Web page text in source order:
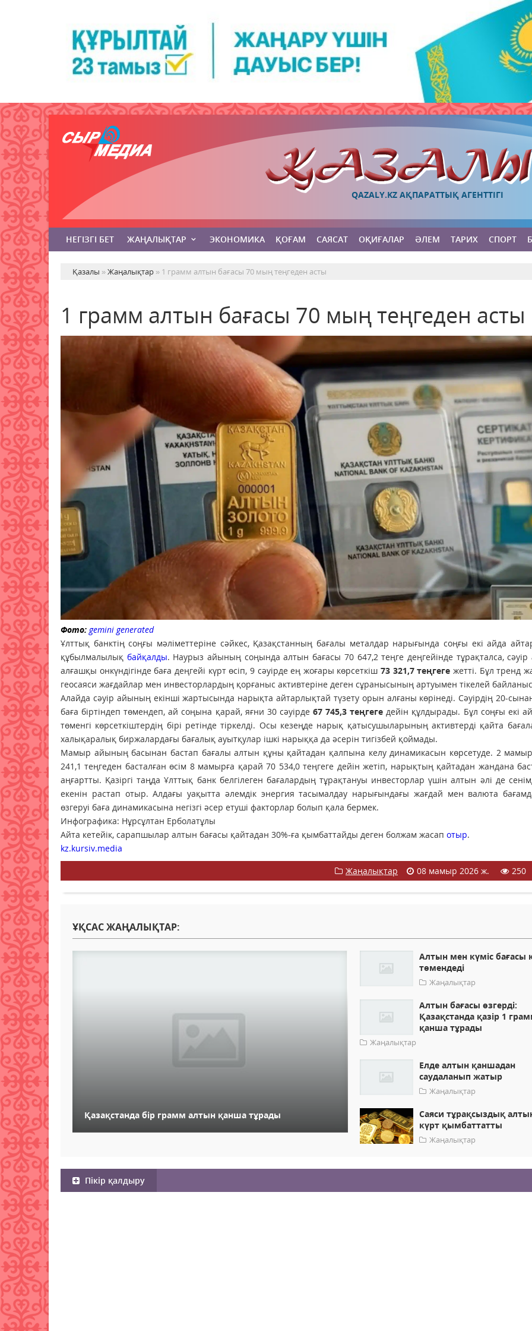
QAZALY.KZ АҚПАРАТТЫҚ АГЕНТТІГІ
НЕГІЗГІ БЕТ ЖАҢАЛЫҚТАР ЭКОНОМИКА ҚОҒАМ САЯСАТ ОҚИҒАЛАР ӘЛЕМ ТАРИХ СПОРТ
Қазалы »Жаңалықтар » 1 грамм алтын бағасы 70 мың теңгеден асты
1 грамм алтын бағасы 70 мың теңгеден асты
Фото: gemini generated
Ұлттық банктің соңғы мәліметтеріне сәйкес, Қазақстанның бағалы металдар нарығында соңғы екі айда
құбылмалылық байқалды. Наурыз айының соңында алтын бағасы 70 647,2 теңге деңгейінде тұрақталса,
алғашқы онкүндігінде баға деңгейі күрт өсіп, 9 сәуірде ең жоғары көрсеткіш73 321,7 теңгеге жетті. Бұл тренд
геосаяси жағдайлар мен инвесторлардың қорғаныс активтеріне деген сұранысының артуымен тікелей
Алайда сәуір айының екінші жартысында нарықта айтарлықтай түзету орын алғаны көрінеді. Сәуірдің 20-
баға біртіндеп төмендеп, ай соңына қарай, яғни 30 сәуірде67 745,3 теңгеге дейін құлдырады. Бұл соңғы екі
төменгі көрсеткіштердің бірі ретінде тіркелді. Осы кезеңде нарық қатысушыларының активтерді қайта
халықаралық биржалардағы бағалық ауытқулар ішкі нарыққа да әсерін тигізбей қоймады.
Мамыр айының басынан бастап бағалы алтын құны қайтадан қалпына келу динамикасын көрсетуде. 2
241,1 теңгеден басталған өсім 8 мамырға қарай 70 534,0 теңгеге дейін жетіп, нарықтың қайтадан жандана
аңғартты. Қазіргі таңда Ұлттық банк белгілеген бағалардың тұрақтануы инвесторлар үшін алтын әлі де
екенін растап отыр. Алдағы уақытта әлемдік энергия тасымалдау нарығындағы жағдай мен валюта
өзгеруі баға динамикасына негізгі әсер етуші факторлар болып қала бермек.
Инфографика: Нұрсұлтан Ерболатұлы
Айта кетейік, сарапшылар алтын бағасы қайтадан 30%-ға қымбаттайды деген болжам жасап отыр.
kz.kursiv.media
Жаңалықтар
08 мамыр 2026 ж. 250
ҰҚСАС ЖАҢАЛЫҚТАР:
Қазақстанда бір грамм алтын қанша тұрады
Алтын мен күміс бағасы
төмендеді
Жаңалықтар
Алтын бағасы өзгерді:
Қазақстанда қазір 1
қанша тұрады
Жаңалықтар
Елде алтын қаншадан
саудаланып жатыр
Жаңалықтар
Саяси тұрақсыздық
күрт қымбаттатты
Жаңалықтар
Пікір қалдыру